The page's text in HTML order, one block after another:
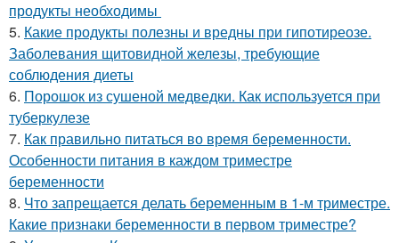
продукты необходимы
5. Какие продукты полезны и вредны при гипотиреозе.
Заболевания щитовидной железы, требующие
соблюдения диеты
6. Порошок из сушеной медведки. Как используется при
туберкулезе
7. Как правильно питаться во время беременности.
Особенности питания в каждом триместре
беременности
8. Что запрещается делать беременным в 1-м триместре.
Какие признаки беременности в первом триместре?